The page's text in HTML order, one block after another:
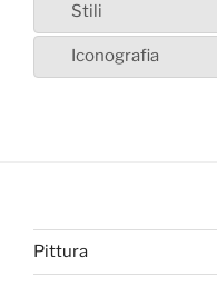
Stili
Iconografia
Pittura